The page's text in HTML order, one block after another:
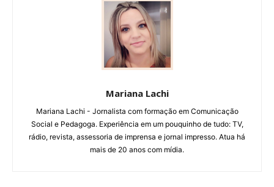
Mariana Lachi
Mariana Lachi - Jornalista com formação em Comunicação
Social e Pedagoga. Experiência em um pouquinho de tudo: TV,
rádio, revista, assessoria de imprensa e jornal impresso. Atua há
mais de 20 anos com mídia.